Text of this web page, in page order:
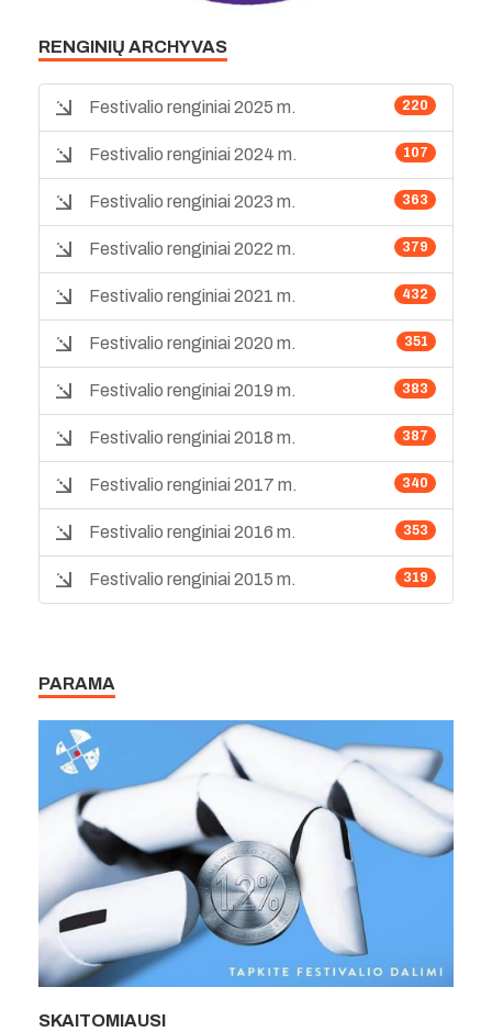
RENGINIŲ ARCHYVAS
220
Festivalio renginiai 2025 m.
107
Festivalio renginiai 2024 m.
363
Festivalio renginiai 2023 m.
379
Festivalio renginiai 2022 m.
432
Festivalio renginiai 2021 m.
351
Festivalio renginiai 2020 m.
383
Festivalio renginiai 2019 m.
387
Festivalio renginiai 2018 m.
340
Festivalio renginiai 2017 m.
353
Festivalio renginiai 2016 m.
319
Festivalio renginiai 2015 m.
PARAMA
SKAITOMIAUSI